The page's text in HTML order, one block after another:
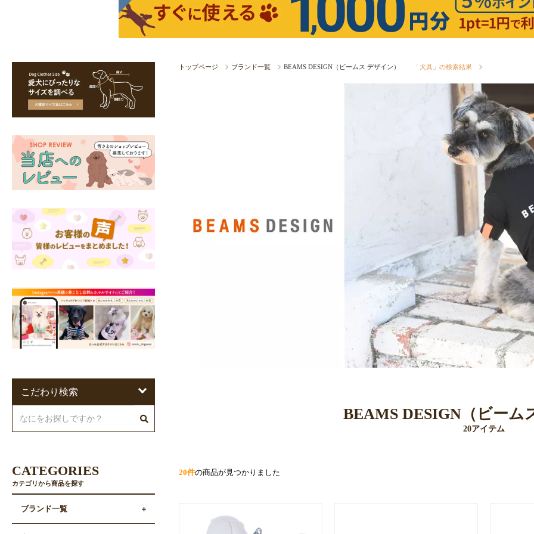
トップページ ブランド一覧 BEAMS DESIGN（ビームス デザイン） 「犬具」の検索結果
BEAMS DESIGN（ビーム
20アイテム
20件の商品が見つかりました
こだわり検索
CATEGORIES
カテゴリから商品を探す
ブランド一覧